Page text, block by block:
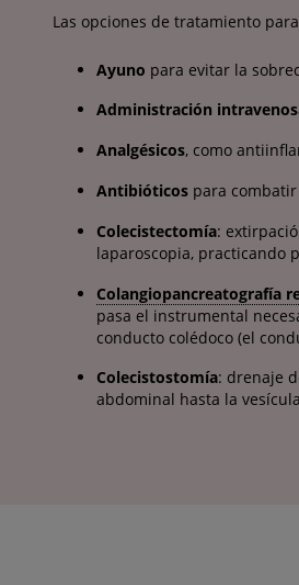
Las opciones de tratamiento
Ayuno para evitar la
Administración
Analgésicos, como
Antibióticos para
Colecistectomía:
laparoscopia, practicando
Colangiopancreatografía
pasa el instrumental
conducto colédoco (el
Colecistostomía: drenaje
abdominal hasta la